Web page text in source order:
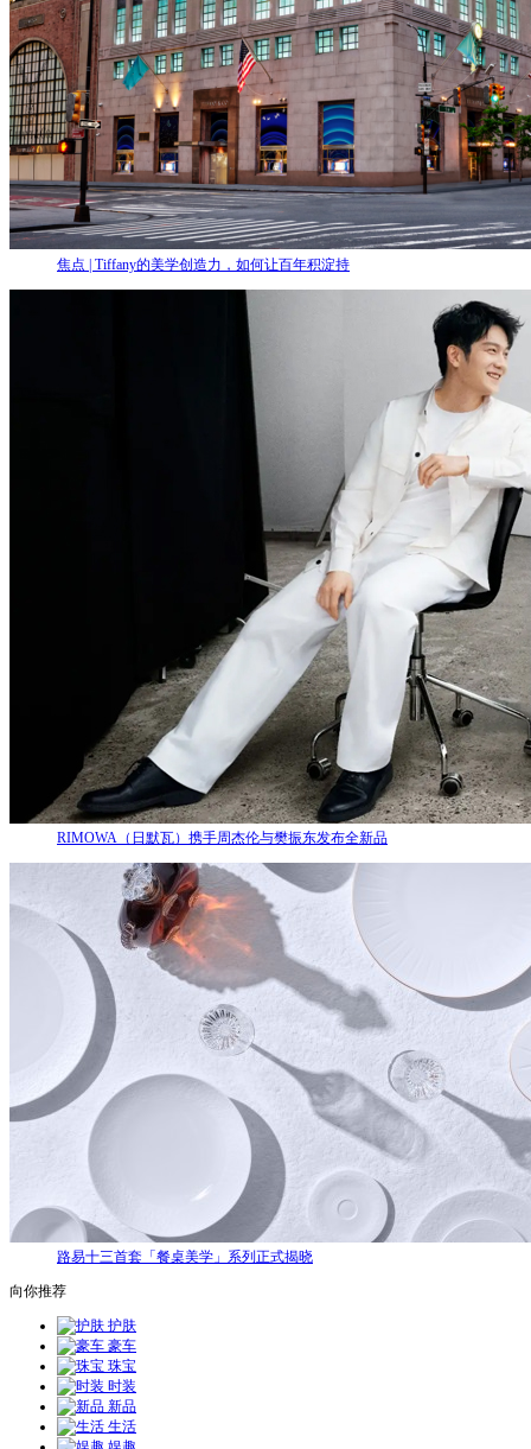
焦点 | Tiffany的美学创造力，如何让百年积淀持
RIMOWA（日默瓦）携手周杰伦与樊振东发布全新品
路易十三首套「餐桌美学」系列正式揭晓
向你推荐
护肤
豪车
珠宝
时装
新品
生活